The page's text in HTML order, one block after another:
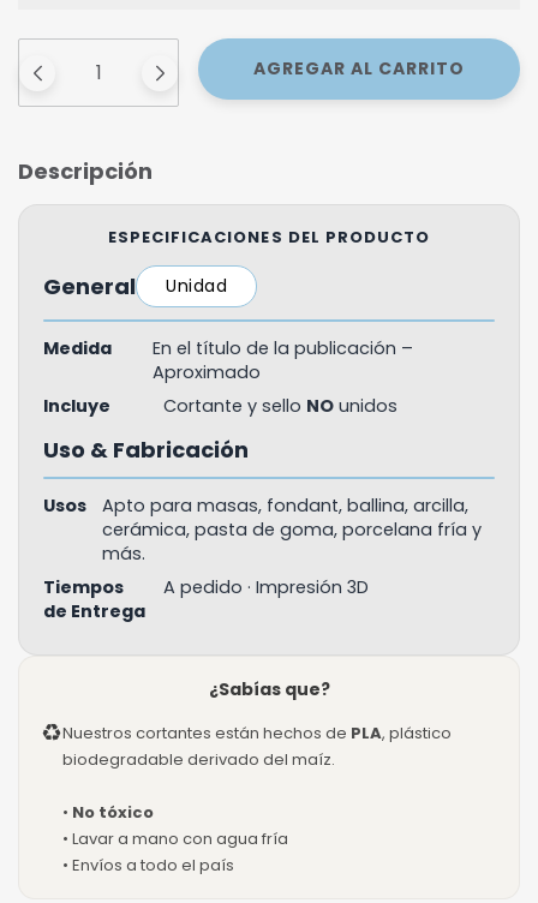
Descripción
ESPECIFICACIONES DEL PRODUCTO
General Unidad
Medida
En el título de la publicación –
Aproximado
Incluye
Cortante y sello NO unidos
Uso & Fabricación
Usos
Apto para masas, fondant, ballina, arcilla,
cerámica, pasta de goma, porcelana fría y
más.
Tiempos
de Entrega
A pedido · Impresión 3D
¿Sabías que?
♻Nuestros cortantes están hechos de PLA, plástico
biodegradable derivado del maíz.
• No tóxico
• Lavar a mano con agua fría
• Envíos a todo el país